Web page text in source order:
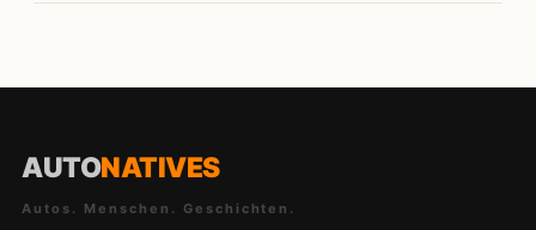
AUTONATIVES
Autos. Menschen. Geschichten.